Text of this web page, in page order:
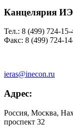
Канцелярия
Тел.: 8 (499) 724-15-
Факс: 8 (499) 724-
ieras@inecon.ru
Адрес:
Россия, Москва,
проспект 32